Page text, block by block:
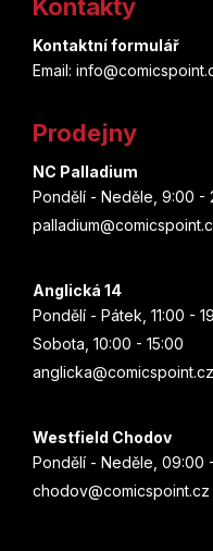
Kontakty
Kontaktní formulář
Email:
Prodejny
NC Palladium
Pondělí - Neděle, 9:00 -
Anglická 14
Pondělí - Pátek, 11:00 -
Sobota, 10:00 - 15:00
anglicka@comicspoint.cz
Westfield Chodov
Pondělí - Neděle, 09:00
chodov@comicspoint.cz